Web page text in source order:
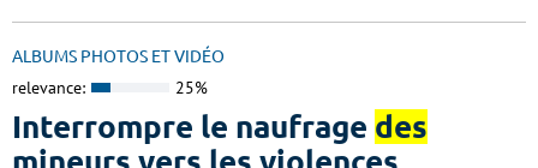
ALBUMS PHOTOS ET VIDÉO
relevance: 25%
Interrompre le naufrage des